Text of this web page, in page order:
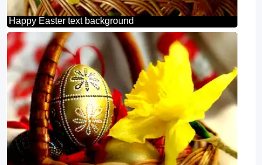
Happy Easter text background